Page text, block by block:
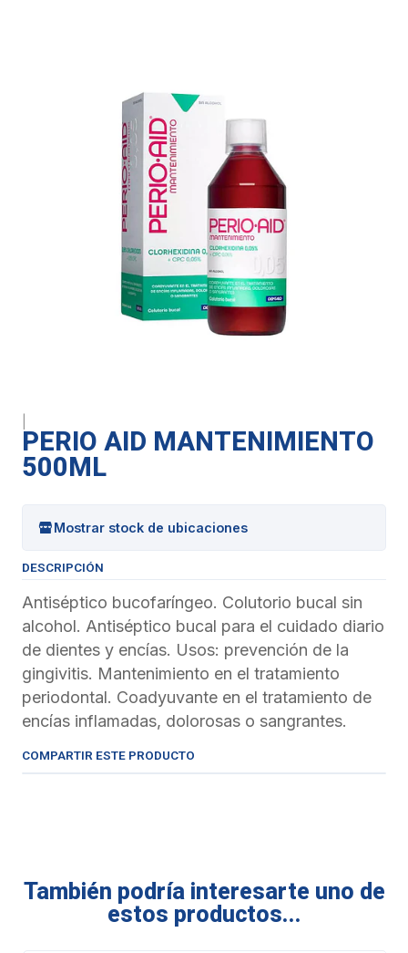
PERIO AID MANTENIMIENTO
500ML
Mostrar stock de ubicaciones
DESCRIPCIÓN
Antiséptico bucofaríngeo. Colutorio bucal sin
alcohol. Antiséptico bucal para el cuidado diario
de dientes y encías. Usos: prevención de la
gingivitis. Mantenimiento en el tratamiento
periodontal. Coadyuvante en el tratamiento de
encías inflamadas, dolorosas o sangrantes.
COMPARTIR ESTE PRODUCTO
También podría interesarte uno de
estos productos...